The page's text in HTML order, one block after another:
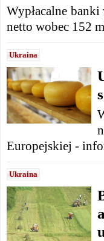
Wypłacalne
netto wobec 152
Ukraina
Europejskiej -
Ukraina